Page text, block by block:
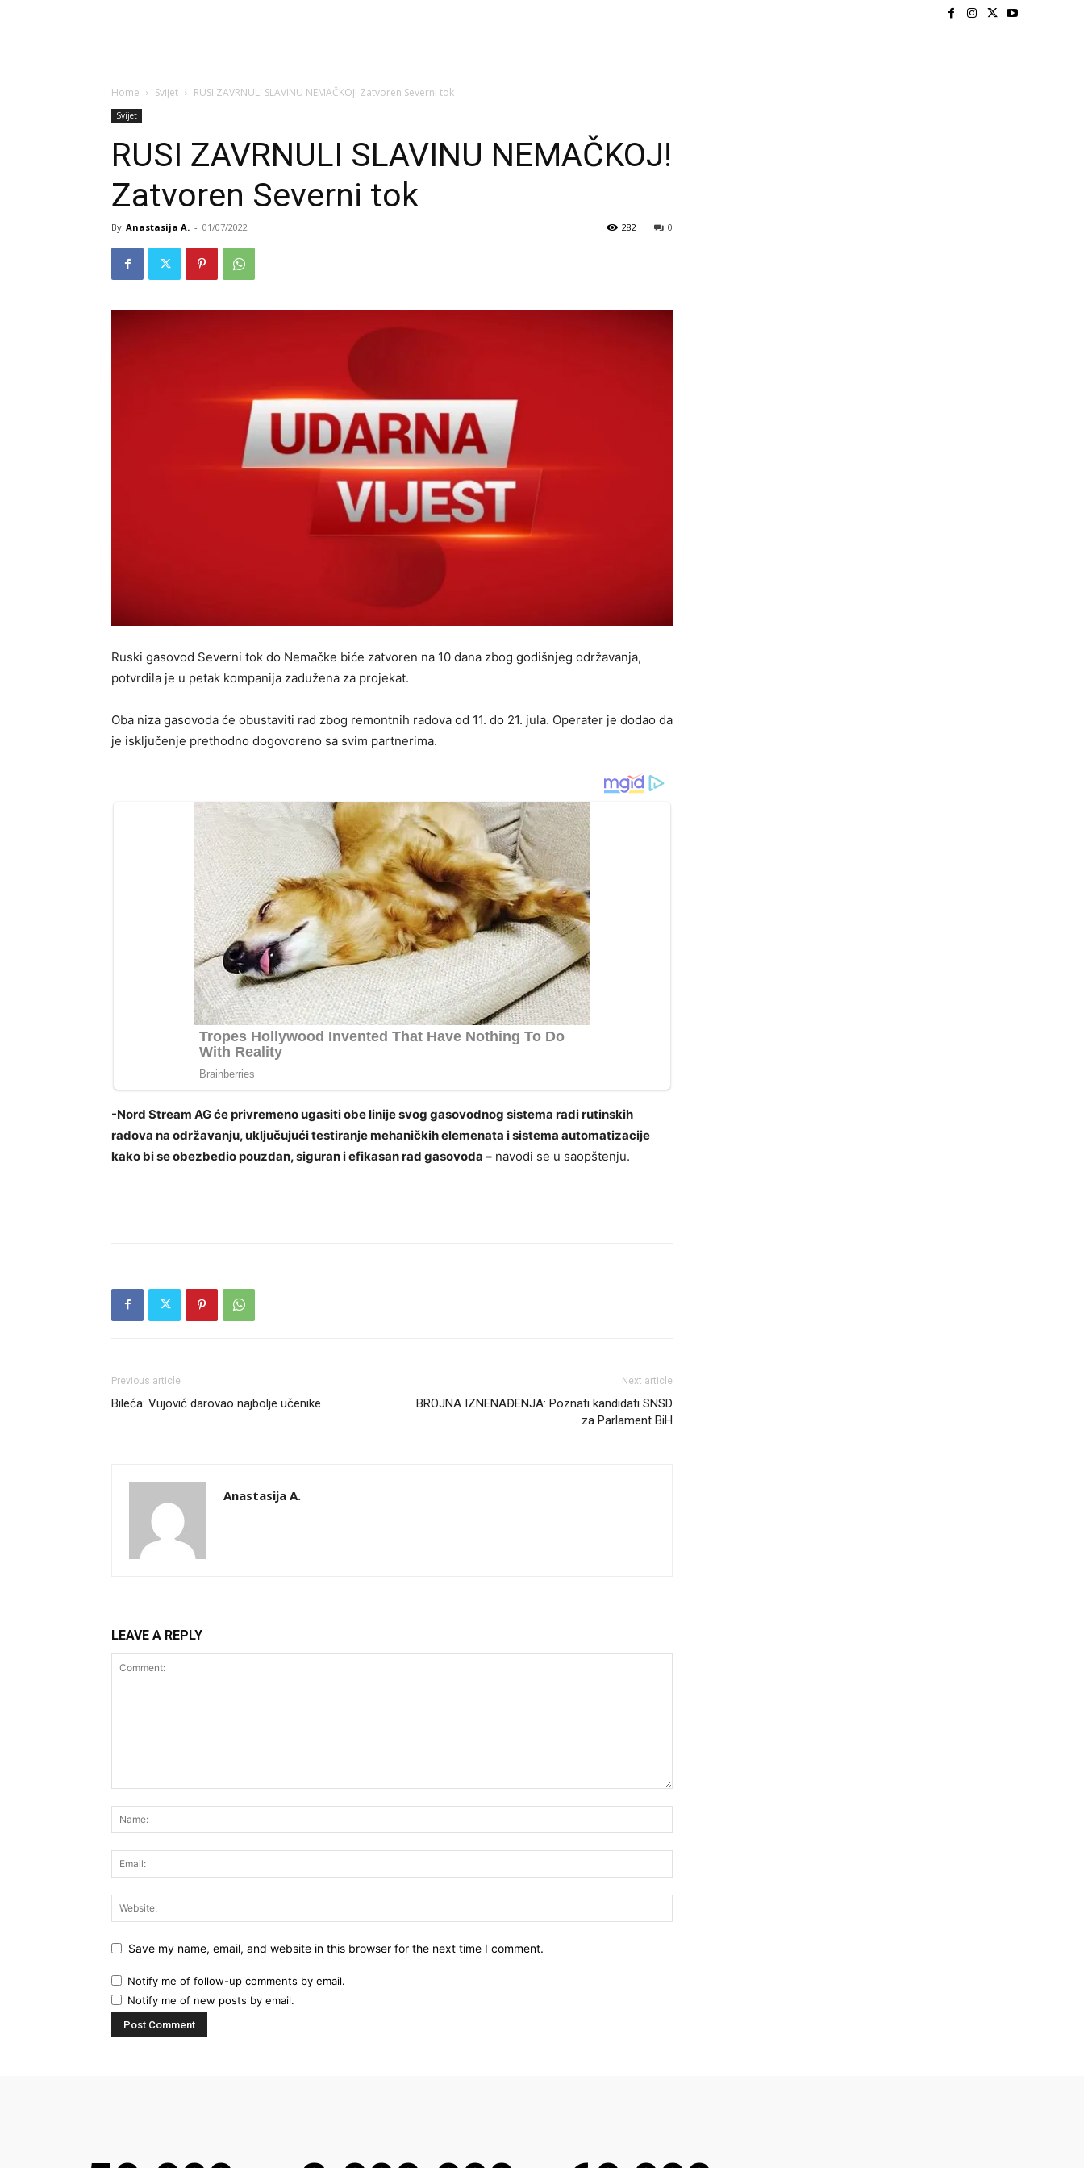
Home Svijet RUSI ZAVRNULI SLAVINU NEMAČKOJ! Zatvoren Severni tok
Svijet
RUSI ZAVRNULI SLAVINU NEMAČKOJ!
Zatvoren Severni tok
By Anastasija A. - 01/07/2022 0
282
Ruski gasovod Severni tok do Nemačke biće zatvoren na 10 dana zbog godišnjeg održavanja,
potvrdila je u petak kompanija zadužena za projekat.
Oba niza gasovoda će obustaviti rad zbog remontnih radova od 11. do 21. jula. Operater je dodao da
je isključenje prethodno dogovoreno sa svim partnerima.
-Nord Stream AG će privremeno ugasiti obe linije svog gasovodnog sistema radi rutinskih
radova na održavanju, uključujući testiranje mehaničkih elemenata i sistema automatizacije
kako bi se obezbedio pouzdan, siguran i efikasan rad gasovoda – navodi se u saopštenju.
Previous article
Bileća: Vujović darovao najbolje učenike
Next article
BROJNA IZNENAĐENJA: Poznati kandidati SNSD
za Parlament BiH
Anastasija A.
LEAVE A REPLY
Save my name, email, and website in this browser for the next time I comment.
Notify me of follow-up comments by email.
Notify me of new posts by email.